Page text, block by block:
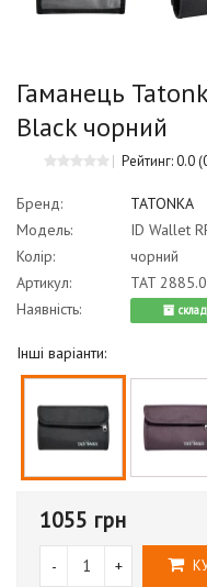
Гаманець
Black чорний
Рейтинг: 0.0
Бренд:
TATONKA
Модель:
ID Wallet
Колір:
чорний
Артикул:
TAT
Наявність:
cклад
Інші варіанти:
1055 грн
- +